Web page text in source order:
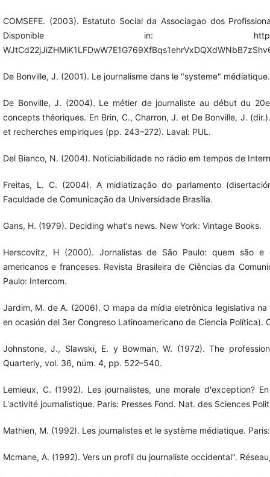
COMSEFE. (2003). Estatuto Social da Associagao dos
Disponible in: http://
De Bonville, J. (2001). Le journalisme dans le "systeme"
De Bonville, J. (2004). Le métier de journaliste au début du
concepts théoriques. En Brin, C., Charron, J. et De Bonville, J.
et recherches empiriques (pp. 243–272). Laval: PUL.
Del Bianco, N. (2004). Noticiabilidade no rádio em tempos de
Freitas, L. C. (2004). A midiatização do parlamento
Faculdade de Comunicação da Universidade Brasília.
Gans, H. (1979). Deciding what's news. New York: Vintage Books.
Herscovitz, H (2000). Jornalistas de São Paulo: quem são
americanos e franceses. Revista Brasileira de Ciências da
Paulo: Intercom.
Jardim, M. de A. (2006). O mapa da mídia eletrônica legislativa
en ocasión del 3er Congreso Latinoamericano de Ciencia Política).
Johnstone, J., Slawski, E. y Bowman, W. (1972). The
Quarterly, vol. 36, núm. 4, pp. 522–540.
Lemieux, C. (1992). Les journalistes, une morale d'exception?
L'activité journalistique. Paris: Presses Fond. Nat. des Sciences
Mathien, M. (1992). Les journalistes et le système médiatique.
Mcmane, A. (1992). Vers un profil du journaliste occidental".